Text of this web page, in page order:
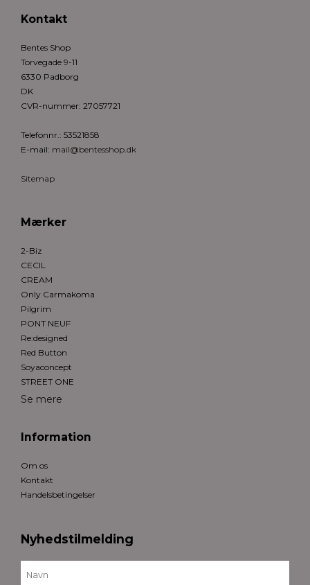
Kontakt
Bentes Shop
Torvegade 9-11
6330 Padborg
DK
CVR-nummer: 27057721
Telefonnr.: 53521858
E-mail: mail@bentesshop.dk
Sitemap
Mærker
2-Biz
CECIL
CREAM
Only Carmakoma
Pilgrim
PONT NEUF
Re:designed
Red Button
Soyaconcept
STREET ONE
Se mere
Information
Om os
Kontakt
Handelsbetingelser
Nyhedstilmelding